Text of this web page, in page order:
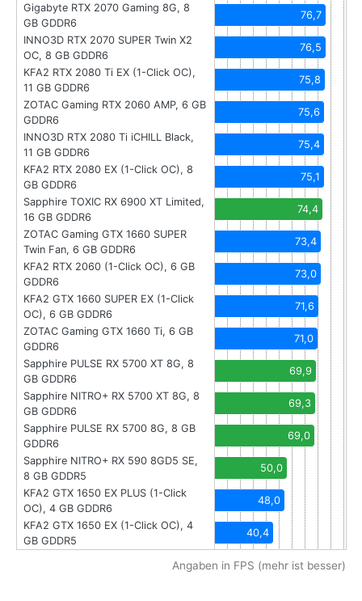
Gigabyte RTX 2070 Gaming 8G, 8
GB GDDR6
76,7
INNO3D RTX 2070 SUPER Twin X2
OC, 8 GB GDDR6
76,5
KFA2 RTX 2080 Ti EX (1-Click OC),
11 GB GDDR6
75,8
ZOTAC Gaming RTX 2060 AMP, 6 GB
GDDR6
75,6
INNO3D RTX 2080 Ti iCHILL Black,
11 GB GDDR6
75,4
KFA2 RTX 2080 EX (1-Click OC), 8
GB GDDR6
75,1
Sapphire TOXIC RX 6900 XT Limited,
16 GB GDDR6
74,4
ZOTAC Gaming GTX 1660 SUPER
Twin Fan, 6 GB GDDR6
73,4
KFA2 RTX 2060 (1-Click OC), 6 GB
GDDR6
73,0
KFA2 GTX 1660 SUPER EX (1-Click
OC), 6 GB GDDR6
71,6
ZOTAC Gaming GTX 1660 Ti, 6 GB
GDDR6
71,0
Sapphire PULSE RX 5700 XT 8G, 8
GB GDDR6
69,9
Sapphire NITRO+ RX 5700 XT 8G, 8
GB GDDR6
69,3
Sapphire PULSE RX 5700 8G, 8 GB
GDDR6
69,0
Sapphire NITRO+ RX 590 8GD5 SE,
8 GB GDDR5
50,0
KFA2 GTX 1650 EX PLUS (1-Click
OC), 4 GB GDDR6
48,0
KFA2 GTX 1650 EX (1-Click OC), 4
GB GDDR5
40,4
Angaben in FPS (mehr ist besser)